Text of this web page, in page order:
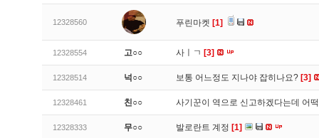
12328560 푸린마켓 [1]
12328554 고○○ 사ㅣㄱ [3]
12328514 넉○○ 보통 어느정도 지나야 잡히나요? [3]
12328461 친○○ 사기꾼이 역으로 신고하겠다는데 어
12328333 무○○ 발로란트 계정 [1]